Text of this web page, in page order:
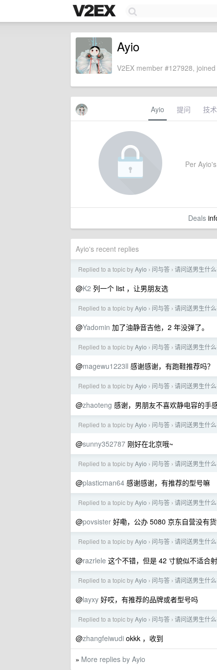
Ayio
V2EX member #127928,
Ayio 提问 技
Per
Deals
Ayio's recent replies
Replied to a topic byAyio › 问与答 › 请问送男生什
@K2 列一个 list ，让男朋友选
Replied to a topic byAyio › 问与答 › 请问送男生什
@Yadomin 加了油静音吉他，2 年没弹了。
Replied to a topic byAyio › 问与答 › 请问送男生什
@magewu1223ll 感谢感谢，有跑鞋推荐吗？
Replied to a topic byAyio › 问与答 › 请问送男生什
@zhaoteng 感谢，男朋友不喜欢静电容的手
Replied to a topic byAyio › 问与答 › 请问送男生什
@sunny352787 刚好在北京哦~
Replied to a topic byAyio › 问与答 › 请问送男生什
@plasticman64 感谢感谢，有推荐的型号嘛
Replied to a topic byAyio › 问与答 › 请问送男生什
@povsister 好嘞，公办 5080 京东自营没有
Replied to a topic byAyio › 问与答 › 请问送男生什
@razrlele 这个不错，但是 42 寸貌似不适合
Replied to a topic byAyio › 问与答 › 请问送男生什
@layxy 好哎，有推荐的品牌或者型号吗
Replied to a topic byAyio › 问与答 › 请问送男生什
@zhangfeiwudi okkk ，收到
» More replies by Ayio